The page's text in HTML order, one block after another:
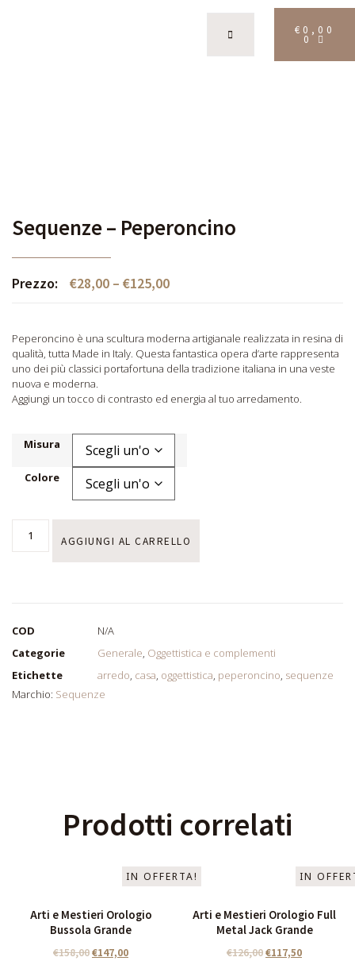
€ 0,00
0
Sequenze – Peperoncino
Prezzo: €28,00 – €125,00
Peperoncino è una scultura moderna artigianale realizzata in resina di
qualità, tutta Made in Italy. Questa fantastica opera d’arte rappresenta
uno dei più classici portafortuna della tradizione italiana in una veste
nuova e moderna.
Aggiungi un tocco di contrasto ed energia al tuo arredamento.
Misura
Colore
AGGIUNGI AL CARRELLO
COD
N/A
Categorie
Generale, Oggettistica e complementi
Etichette
arredo, casa, oggettistica, peperoncino, sequenze
Marchio: Sequenze
Prodotti correlati
IN OFFERTA!
Arti e Mestieri Orologio
Bussola Grande
€158,00€147,00
IN
Arti e Mestieri Orologio Full
Metal Jack Grande
€126,00€117,50